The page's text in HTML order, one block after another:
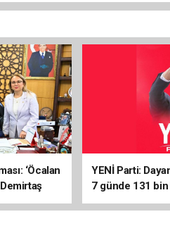
‘Öcalan
YENİ Parti:
7 günde 131
liralık destek